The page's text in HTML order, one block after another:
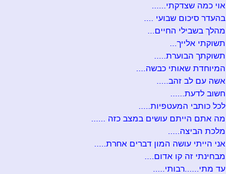
אוי כמה שצדקתי......
בהעדר סיכום שבועי ....
מהלך בשבילי החיים...
תשוקתי אלייך...
תשוקתך הבוערת.....
המיוחדת שאותי כבשה....
אשה עם לב זהב.....
חשוב לדעת......
לכל כותבי המעטפיות.....
מה אתם הייתם עושים במצב כזה ......
מלכת הביצה.....
אני הייתי עושה המון דברים אחרת.....
מבחינתי זה קו אדום....
עד מתי......רבותי.....